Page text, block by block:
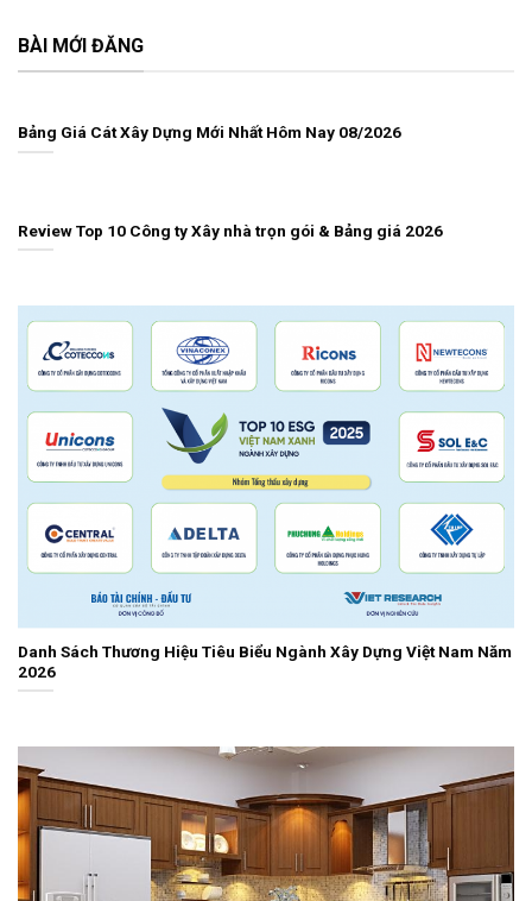
BÀI MỚI ĐĂNG
Bảng Giá Cát Xây Dựng Mới Nhất Hôm Nay 08/2026
Review Top 10 Công ty Xây nhà trọn gói & Bảng giá 2026
Danh Sách Thương Hiệu Tiêu Biểu Ngành Xây Dựng Việt Nam Năm
2026